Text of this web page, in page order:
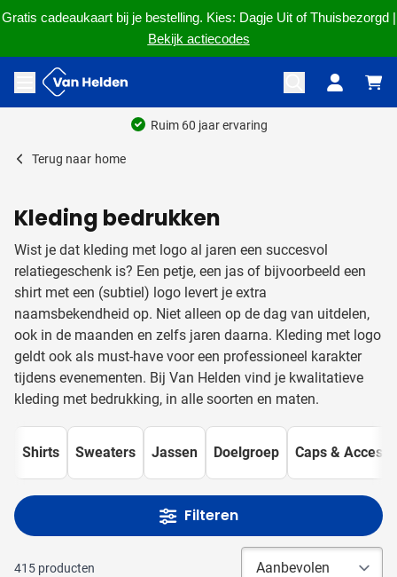
Gratis cadeaukaart bij je bestelling. Kies: Dagje Uit of Thuisbezorgd |
Bekijk actiecodes
Ga naar de inhoud
Menu openen
Ruim 60 jaar ervaring
Terug naar home
Kleding bedrukken
Wist je dat kleding met logo al jaren een succesvol
relatiegeschenk is? Een petje, een jas of bijvoorbeeld een
shirt met een (subtiel) logo levert je extra
naamsbekendheid op. Niet alleen op de dag van uitdelen,
ook in de maanden en zelfs jaren daarna. Kleding met logo
geldt ook als must-have voor een professioneel karakter
tijdens evenementen. Bij Van Helden vind je kwalitatieve
kleding met bedrukking, in alle soorten en maten.
Shirts Sweaters Jassen Doelgroep Caps &
Filteren
415 producten